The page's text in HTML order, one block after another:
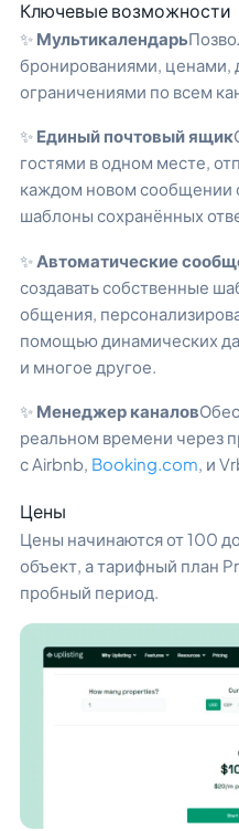
Ключевые возможности
✨ Мультикалендарь
бронированиями, ценами,
ограничениями по всем
✨ Единый почтовый ящик
гостями в одном месте,
каждом новом сообщении
шаблоны сохранённых
✨ Автоматические
создавать собственные
общения,
помощью динамических
и многое другое.
✨ Менеджер каналов
реальном времени через
с Airbnb, Booking.com, и
Цены
Цены начинаются от 100
объект, а тарифный план
пробный период.